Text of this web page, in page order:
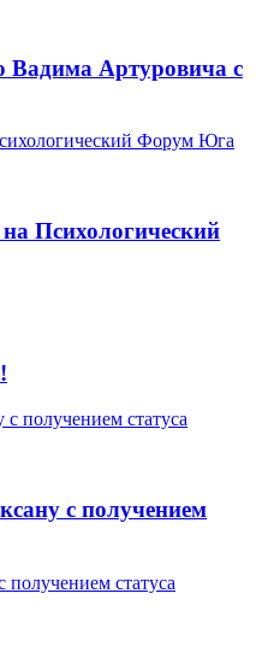
Вадима Артуровича с
Психологический
с получением